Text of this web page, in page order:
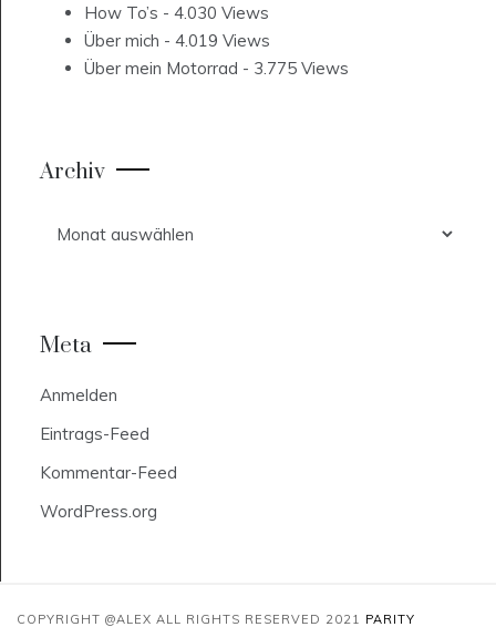
How To’s - 4.030 Views
Über mich - 4.019 Views
Über mein Motorrad - 3.775 Views
Archiv
Meta
Anmelden
Eintrags-Feed
Kommentar-Feed
WordPress.org
COPYRIGHT @ALEX ALL RIGHTS RESERVED 2021 PARITY